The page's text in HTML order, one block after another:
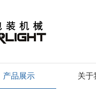
产品展示 关于